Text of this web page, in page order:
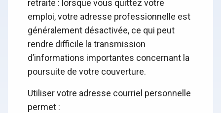
retraite : lorsque vous quittez votre
emploi, votre adresse professionnelle est
généralement désactivée, ce qui peut
rendre difficile la transmission
d’informations importantes concernant la
poursuite de votre couverture.
Utiliser votre adresse courriel personnelle
permet :